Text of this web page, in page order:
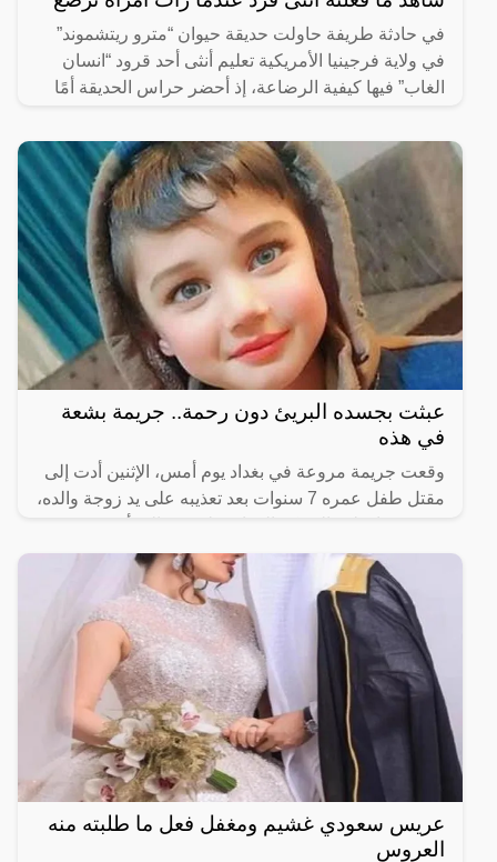
في حادثة طريفة حاولت حديقة حيوان “مترو ريتشموند”
في ولاية فرجينيا الأمريكية تعليم أنثى أحد قرود “انسان
الغاب” فيها كيفية الرضاعة، إذ أحضر حراس الحديقة أمًا
عبثت بجسده البريئ دون رحمة.. جريمة بشعة
في هذه
وقعت جريمة مروعة في بغداد يوم أمس، الإثنين أدت إلى
مقتل طفل عمره 7 سنوات بعد تعذيبه على يد زوجة والده،
أمني.
عريس سعودي غشيم ومغفل فعل ما طلبته منه
العروس